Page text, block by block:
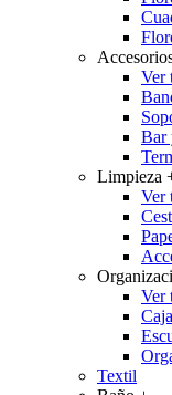
Ver
Bar
Limpieza
Ver
Ver
Textil